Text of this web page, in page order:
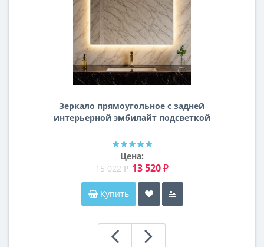
Зеркало прямоугольное с задней
интерьерной эмбилайт подсветкой
Цена:
15 022 ₽ 13 520 ₽
Купить